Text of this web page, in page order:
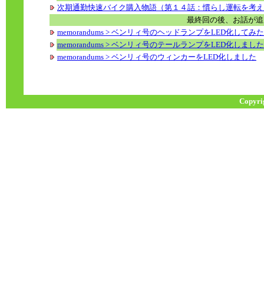
次期通勤快速バイク購入物語（第１４話：慣らし運転を考
最終回の後、お話が
memorandums > ベンリィ号のヘッドランプをLED化してみた
memorandums > ベンリィ号のテールランプをLED化しました
memorandums > ベンリィ号のウィンカーをLED化しました